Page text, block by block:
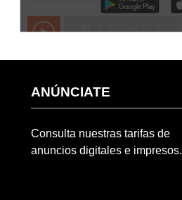
ANÚNCIATE
Consulta nuestras tarifas de
anuncios digitales e impresos.